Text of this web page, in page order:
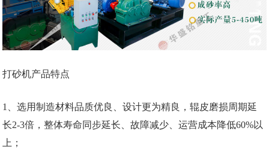
打砂机产品特点
1、选用制造材料品质优良、设计更为精良，辊皮磨损周期延
长2-3倍，整体寿命同步延长、故障减少、运营成本降低60%以
上；